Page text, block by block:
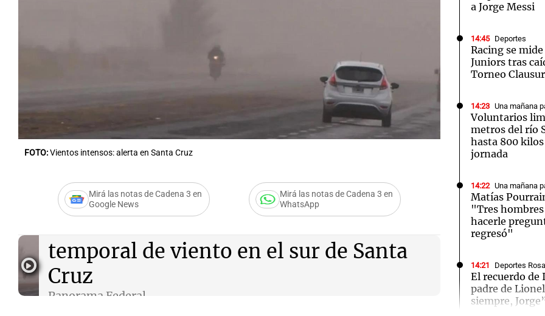
FOTO:Vientos intensos: alerta en Santa Cruz
Mirá las notas de Cadena 3 en
Google News
Mirá las notas de Cadena 3 en
WhatsApp
temporal de viento en el sur de Santa
Cruz
Panorama Federal
a Jorge Messi
14:45 Deportes
Racing se
Juniors tras
Torneo
14:23 Una mañana
Voluntarios
metros del río
hasta 800
jornada
14:22 Una mañana
Matías
"Tres
hacerle
regresó"
14:21 Deportes
El recuerdo de
padre de
siempre,
Audio.
Editorial Mundial 2026 La Sole en Cadena 3 El huracán de Arequito Cadena 3